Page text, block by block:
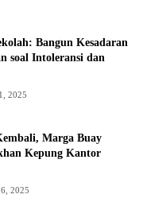
Bangun Kesadaran
soal Intoleransi dan
2025
Marga Buay
Kepung Kantor
2025